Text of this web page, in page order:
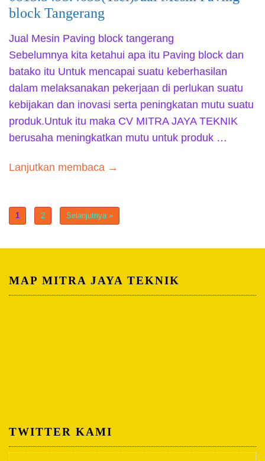
block Tangerang
Jual Mesin Paving block tangerang
Sebelumnya kita ketahui apa itu Paving block dan
batako itu Untuk mencapai suatu keberhasilan
dalam melaksanakan pekerjaan di perlukan suatu
kebijakan dan inovasi serta peningkatan mutu suatu
produk.Untuk itu maka CV MITRA JAYA TEKNIK
berusaha meningkatkan mutu untuk produk …
Lanjutkan membaca →
1 2 Selanjutnya »
MAP MITRA JAYA TEKNIK
TWITTER KAMI